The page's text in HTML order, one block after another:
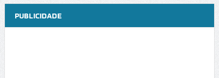
PUBLICIDADE